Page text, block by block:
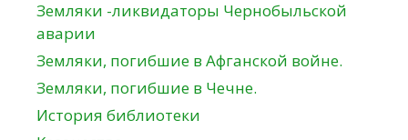
Земляки -ликвидаторы Чернобыльской
аварии
Земляки, погибшие в Афганской войне.
Земляки, погибшие в Чечне.
История библиотеки